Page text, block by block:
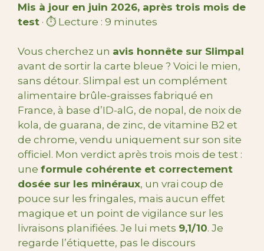
Mis à jour en juin 2026, après trois mois de
test · ⏱️ Lecture : 9 minutes
Vous cherchez un avis honnête sur Slimpal
avant de sortir la carte bleue ? Voici le mien,
sans détour. Slimpal est un complément
alimentaire brûle-graisses fabriqué en
France, à base d’ID-alG, de nopal, de noix de
kola, de guarana, de zinc, de vitamine B2 et
de chrome, vendu uniquement sur son site
officiel. Mon verdict après trois mois de test :
une formule cohérente et correctement
dosée sur les minéraux, un vrai coup de
pouce sur les fringales, mais aucun effet
magique et un point de vigilance sur les
livraisons planifiées. Je lui mets 9,1/10. Je
regarde l’étiquette, pas le discours